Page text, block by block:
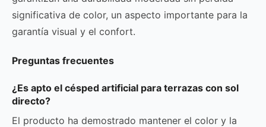
significativa de color, un aspecto importante para la
garantía visual y el confort.
Preguntas frecuentes
¿Es apto el césped artificial para terrazas con sol
directo?
El producto ha demostrado mantener el color y la